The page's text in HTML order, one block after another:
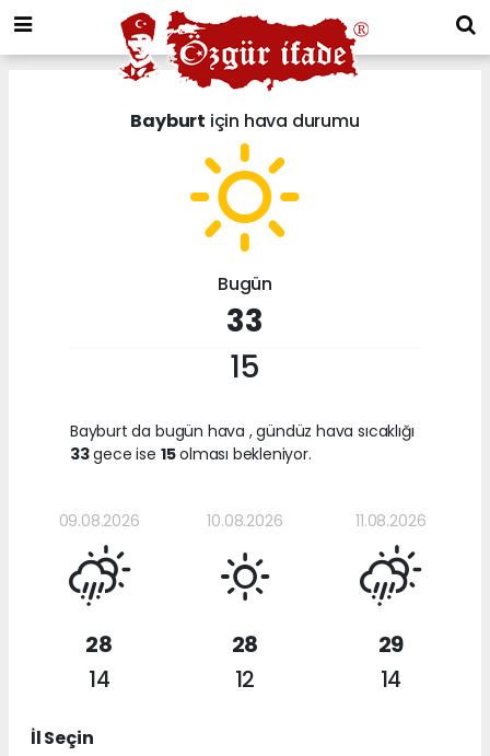
Bayburt için hava durumu
Bugün
33
15
Bayburt da bugün hava , gündüz hava sıcaklığı
33gece ise 15olması bekleniyor.
09.08.2026
28
14
10.08.2026
28
12
11.08.2026
29
14
İl Seçin